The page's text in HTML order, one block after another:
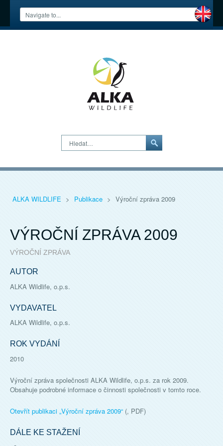
Hledat…
ALKA WILDLIFE > Publikace > Výroční zpráva 2009
VÝROČNÍ ZPRÁVA 2009
VÝROČNÍ ZPRÁVA
AUTOR
ALKA Wildlife, o.p.s.
VYDAVATEL
ALKA Wildlife, o.p.s.
ROK VYDÁNÍ
2010
Výroční zpráva společnosti ALKA Wildlife, o.p.s. za rok 2009.
Obsahuje podrobné informace o činnosti společnosti v tomto roce.
Otevřít publikaci „Výroční zpráva 2009“ (, PDF)
DÁLE KE STAŽENÍ